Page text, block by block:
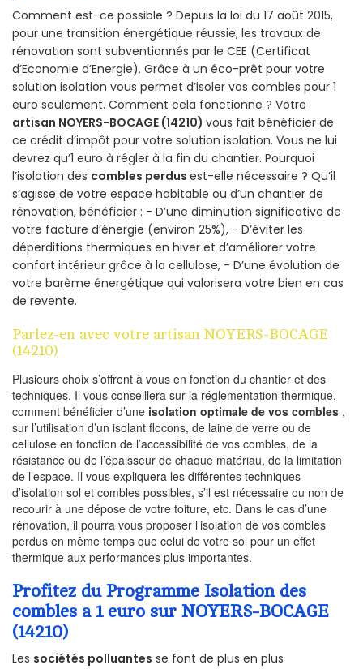
Comment est-ce possible ? Depuis la loi du 17 août 2015,
pour une transition énergétique réussie, les travaux de
rénovation sont subventionnés par le CEE (Certificat
d’Economie d’Energie). Grâce à un éco-prêt pour votre
solution isolation vous permet d’isoler vos combles pour 1
euro seulement. Comment cela fonctionne ? Votre
artisan NOYERS-BOCAGE (14210) vous fait bénéficier de
ce crédit d’impôt pour votre solution isolation. Vous ne lui
devrez qu’1 euro à régler à la fin du chantier. Pourquoi
l’isolation des combles perdus est-elle nécessaire ? Qu’il
s’agisse de votre espace habitable ou d’un chantier de
rénovation, bénéficier : - D’une diminution significative de
votre facture d’énergie (environ 25%), - D’éviter les
déperditions thermiques en hiver et d’améliorer votre
confort intérieur grâce à la cellulose, - D’une évolution de
votre barème énergétique qui valorisera votre bien en cas
de revente.
Parlez-en avec votre artisan NOYERS-BOCAGE
(14210)
Plusieurs choix s’offrent à vous en fonction du chantier et des
techniques. Il vous conseillera sur la réglementation thermique,
comment bénéficier d’une isolation optimale de vos combles ,
sur l’utilisation d’un isolant flocons, de laine de verre ou de
cellulose en fonction de l’accessibilité de vos combles, de la
résistance ou de l’épaisseur de chaque matériau, de la limitation
de l’espace. Il vous expliquera les différentes techniques
d’isolation sol et combles possibles, s’il est nécessaire ou non de
recourir à une dépose de votre toiture, etc. Dans le cas d’une
rénovation, il pourra vous proposer l’isolation de vos combles
perdus en même temps que celui de votre sol pour un effet
thermique aux performances plus importantes.
Profitez du Programme Isolation des
combles a 1 euro sur NOYERS-BOCAGE
(14210)
Les sociétés polluantes se font de plus en plus